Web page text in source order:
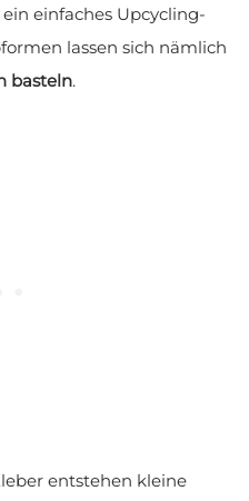
einfaches Upcycling-
lassen sich nämlich
basteln.
entstehen kleine